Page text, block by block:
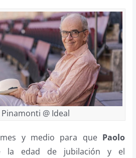
@ Ideal
y medio para que Paolo
la edad de jubilación y el